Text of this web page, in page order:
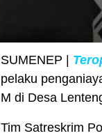
SUMENEP |
pelaku
M di Desa
Tim Satreskrim